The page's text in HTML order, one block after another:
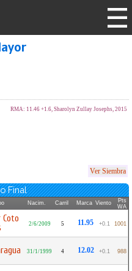
RMA: 11.46 +1.6, Sharolyn Zullay Josephs, 2015
Ver Siembra
Final
Nacim. Carril Marca Viento
Pts
WA
Coto
2/6/2009 5 11.95 +0.1 1001
31/1/1999 4 12.02 +0.1 988